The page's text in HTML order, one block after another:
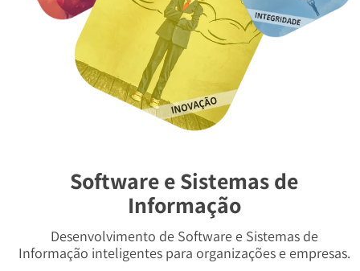
Software e Sistemas de
Informação
Desenvolvimento de Software e Sistemas de
Informação inteligentes para organizações e empresas.